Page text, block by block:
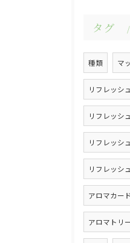
タグ
種類 マ
リフレッシュ
リフレッシュ
リフレッシ
リフレッシ
アロマカード
アロマトリ